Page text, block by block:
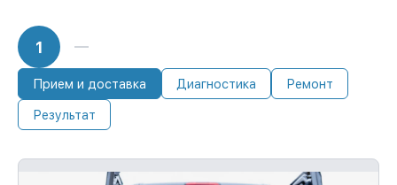
1
Прием и доставка Диагностика Ремонт
Результат